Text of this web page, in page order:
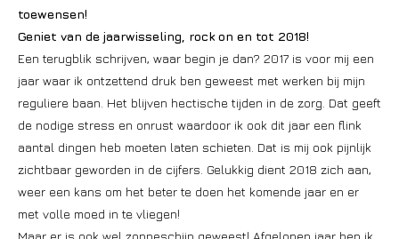
toewensen!
Geniet van de jaarwisseling, rock on en tot 2018!
Een terugblik schrijven, waar begin je dan? 2017 is voor mij een
jaar waar ik ontzettend druk ben geweest met werken bij mijn
reguliere baan. Het blijven hectische tijden in de zorg. Dat geeft
de nodige stress en onrust waardoor ik ook dit jaar een flink
aantal dingen heb moeten laten schieten. Dat is mij ook pijnlijk
zichtbaar geworden in de cijfers. Gelukkig dient 2018 zich aan,
weer een kans om het beter te doen het komende jaar en er
met volle moed in te vliegen!
Maar er is ook wel zonneschijn geweest! Afgelopen jaar ben ik